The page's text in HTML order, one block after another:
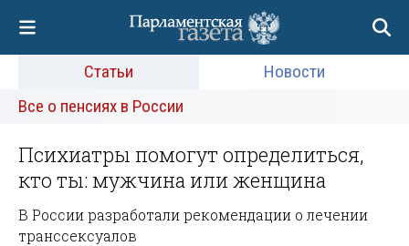
Статьи
Новости
Все о пенсиях в России
Психиатры помогут определиться,
кто ты: мужчина или женщина
В России разработали рекомендации о лечении
транссексуалов